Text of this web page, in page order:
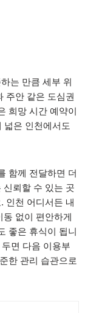
는 만큼 세부 위
주안 같은 도심권
희망 시간 예약이
넓은 인천에서도
함께 전달하면 더
신뢰할 수 있는 곳
인천 어디서든 내
없이 편안하게
좋은 휴식이 됩니
면 다음 이용부
한 관리 습관으로